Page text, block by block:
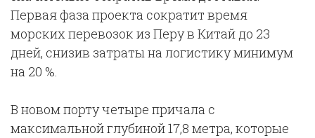
Первая фаза проекта сократит время
морских перевозок из Перу в Китай до 23
дней, снизив затраты на логистику минимум
на 20 %.
В новом порту четыре причала с
максимальной глубиной 17,8 метра, которые